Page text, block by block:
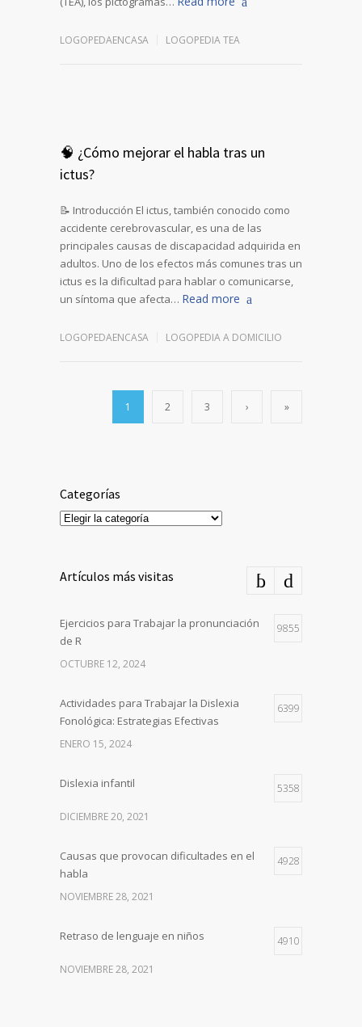
LOGOPEDAENCASA LOGOPEDIA TEA
🧠 ¿Cómo mejorar el habla tras un
ictus?
📝 Introducción El ictus, también conocido como
accidente cerebrovascular, es una de las
principales causas de discapacidad adquirida en
adultos. Uno de los efectos más comunes tras un
ictus es la dificultad para hablar o comunicarse,
un síntoma que afecta… Read more
LOGOPEDAENCASA LOGOPEDIA A DOMICILIO
1 2 3 › »
Categorías
Categorías
Artículos más visitas
Ejercicios para Trabajar la pronunciación
de R
9855
OCTUBRE 12, 2024
Actividades para Trabajar la Dislexia
Fonológica: Estrategias Efectivas
6399
ENERO 15, 2024
Dislexia infantil 5358
DICIEMBRE 20, 2021
Causas que provocan dificultades en el
habla
4928
NOVIEMBRE 28, 2021
Retraso de lenguaje en niños 4910
NOVIEMBRE 28, 2021